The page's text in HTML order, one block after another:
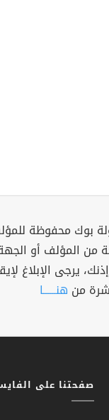
بوك محفوظة
من المؤلف أو
يرجى الإبلاغ
من هنــــــا
صفحتنا على